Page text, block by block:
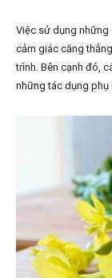
Việc sử dụng những
cảm giác căng
trình. Bên cạnh đó,
những tác dụng phụ